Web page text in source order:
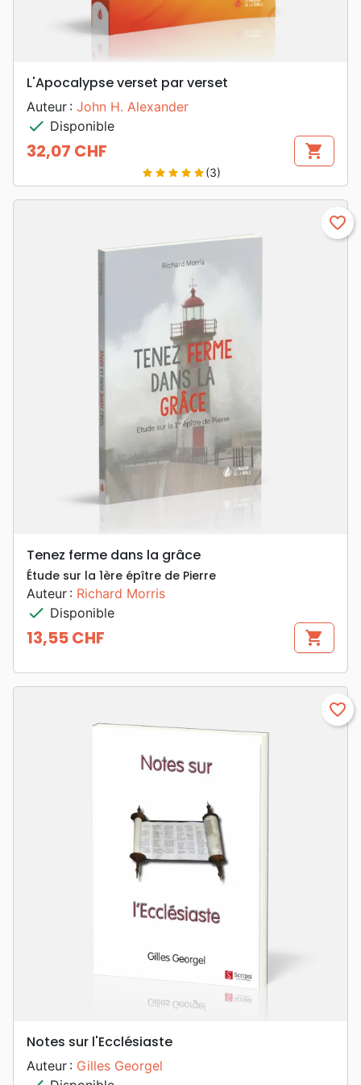
L'Apocalypse verset par verset
Auteur : John H. Alexander
check Disponible
Prix
32,07 CHF shopping_cart
star star star star star(3)
favorite_border
Tenez ferme dans la grâce
Étude sur la 1ère épître de Pierre
Auteur : Richard Morris
check Disponible
Prix
13,55 CHF shopping_cart
favorite_border
Notes sur l'Ecclésiaste
Auteur : Gilles Georgel